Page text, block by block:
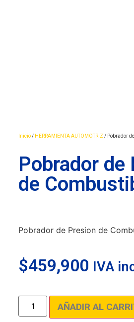
Inicio/ HERRAMIENTA AUTOMOTRIZ / Pobrador
Pobrador de
de
Pobrador de Presion de
$459,900 IVA
AÑADIR AL